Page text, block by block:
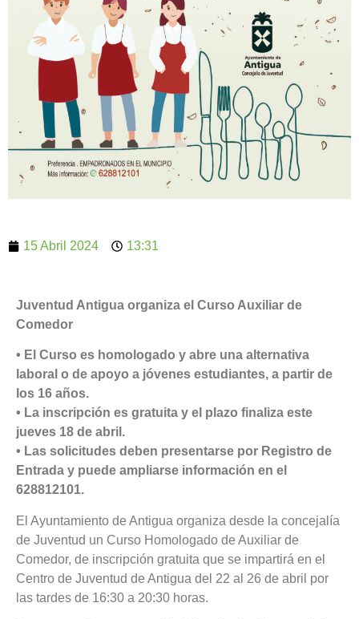
15 Abril 2024 13:31
Juventud Antigua organiza el Curso Auxiliar de
Comedor
• El Curso es homologado y abre una alternativa
laboral o de apoyo a jóvenes estudiantes, a partir de
los 16 años.
• La inscripción es gratuita y el plazo finaliza este
jueves 18 de abril.
• Las solicitudes deben presentarse por Registro de
Entrada y puede ampliarse información en el
628812101.
El Ayuntamiento de Antigua organiza desde la concejalía
de Juventud un Curso Homologado de Auxiliar de
Comedor, de inscripción gratuita que se impartirá en el
Centro de Juventud de Antigua del 22 al 26 de abril por
las tardes de 16:30 a 20:30 horas.